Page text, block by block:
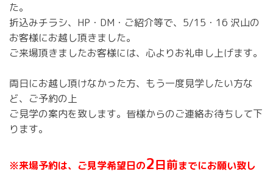
た。
折込みチラシ、HP・DM・ご紹介等で、5/15・16 沢山の
お客様にお越し頂きました。
ご来場頂きましたお客様には、心よりお礼申し上げます。
両日にお越し頂けなかった方、もう一度見学したい方な
ど、ご予約の上
ご見学の案内を致します。皆様からのご連絡お待ちして下
ります。
※来場予約は、ご見学希望日の2日前までにお願い致し